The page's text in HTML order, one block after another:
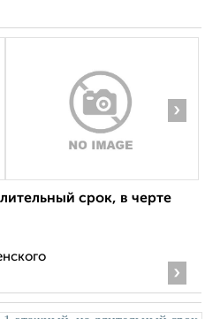
›
срок, в черте
›